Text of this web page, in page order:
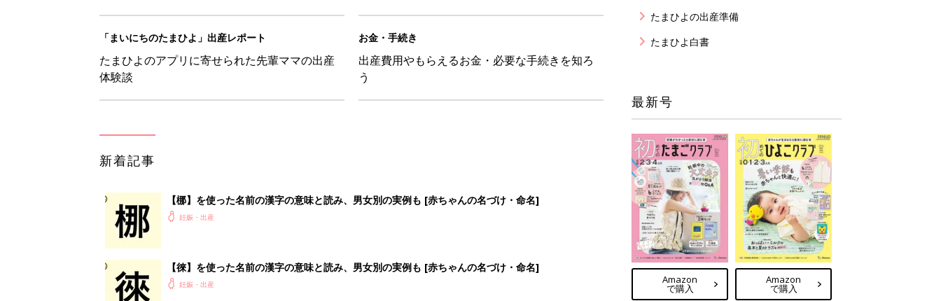
【徠】を使った名前の漢字の意味と読み、男女別の実例も [赤ちゃんの名づけ・命名]
妊娠・出産
【彗】を使った名前の漢字の意味と読み、男女別の実例も [赤ちゃんの名づけ・命名]
< 1 2 3 4 5 >
たまひよの出産準備
たまひよ白書
最新号
Amazon
で購入
Amazon
で購入